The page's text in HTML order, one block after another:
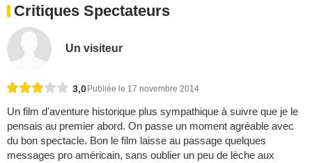
Critiques Spectateurs
Un visiteur
3,0 Publiée le 17 novembre 2014
Un film d'aventure historique plus sympathique à suivre que je le
pensais au premier abord. On passe un moment agréable avec
du bon spectacle. Bon le film laisse au passage quelques
messages pro américain, sans oublier un peu de lèche aux